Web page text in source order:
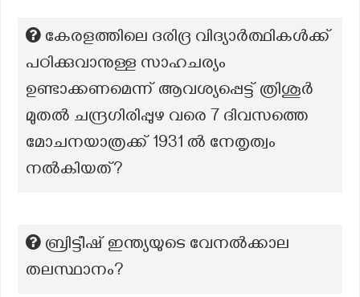
കേരളത്തിലെ ദരിദ്ര വിദ്യാർത്ഥികൾക്ക്
പഠിക്കുവാനുള്ള സാഹചര്യം
ഉണ്ടാക്കണമെന്ന് ആവശ്യപ്പെട്ട് ത്രിശൂർ
മുതൽ ചന്ദ്രഗിരിപ്പുഴ വരെ 7 ദിവസത്തെ
മോചനയാത്രക്ക് 1931 ൽ നേതൃത്വം
നൽകിയത്?
ബ്രിട്ടീഷ് ഇന്ത്യയുടെ വേനൽക്കാല
തലസ്ഥാനം?